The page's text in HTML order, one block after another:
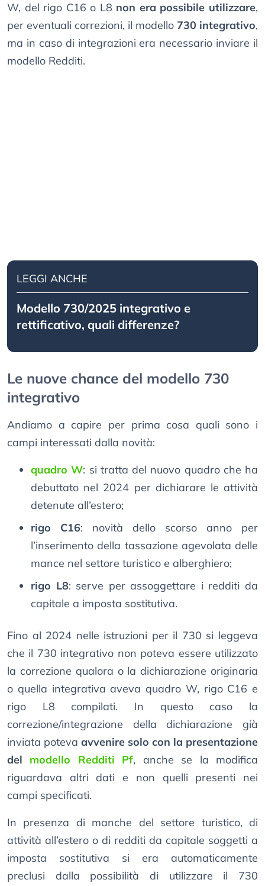
W, del rigo C16 o L8 non era possibile utilizzare,
per eventuali correzioni, il modello 730 integrativo,
ma in caso di integrazioni era necessario inviare il
modello Redditi.
LEGGI ANCHE
Modello 730/2025 integrativo e
rettificativo, quali differenze?
Le nuove chance del modello 730
integrativo
Andiamo a capire per prima cosa quali sono i
campi interessati dalla novità:
quadro W: si tratta del nuovo quadro che ha
debuttato nel 2024 per dichiarare le attività
detenute all’estero;
rigo C16: novità dello scorso anno per
l’inserimento della tassazione agevolata delle
mance nel settore turistico e alberghiero;
rigo L8: serve per assoggettare i redditi da
capitale a imposta sostitutiva.
Fino al 2024 nelle istruzioni per il 730 si leggeva
che il 730 integrativo non poteva essere utilizzato
la correzione qualora o la dichiarazione originaria
o quella integrativa aveva quadro W, rigo C16 e
rigo L8 compilati. In questo caso la
correzione/integrazione della dichiarazione già
inviata poteva avvenire solo con la presentazione
del modello Redditi Pf, anche se la modifica
riguardava altri dati e non quelli presenti nei
campi specificati.
In presenza di manche del settore turistico, di
attività all’estero o di redditi da capitale soggetti a
imposta sostitutiva si era automaticamente
preclusi dalla possibilità di utilizzare il 730